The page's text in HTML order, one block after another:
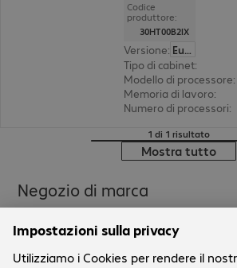
Codice
produttore:
30HT00B2IX
Versione:
Europa
Tipo di cabinet:
Modello di processore:
Memoria di lavoro:
Numero di processori:
1 di 1 risultato
Mostra tutto
Negozio di marca